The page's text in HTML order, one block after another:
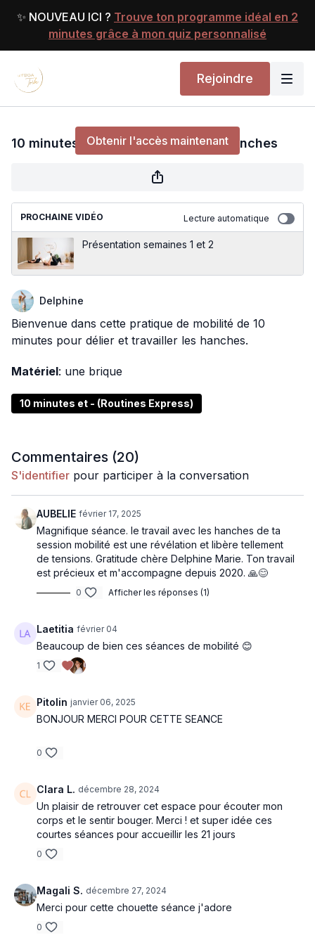
✨ NOUVEAU ICI ? Trouve ton programme idéal en 2
minutes grâce à mon quiz personnalisé
Rejoindre
10 minutes par jour - Mobilité des Hanches
Obtenir l'accès maintenant
pour continuer
10 minutes par jour - Mobilité des Hanches
PROCHAINE VIDÉO Lecture automatique
Présentation semaines 1 et 2
Delphine
Bienvenue dans cette pratique de mobilité de 10
minutes pour délier et travailler les hanches.
Matériel: une brique
10 minutes et - (Routines Express)
Commentaires (20)
S'identifier pour participer à la conversation
AUBELIE février 17, 2025
Magnifique séance. le travail avec les hanches de ta
session mobilité est une révélation et libère tellement
de tensions. Gratitude chère Delphine Marie. Ton travail
est précieux et m'accompagne depuis 2020. 🙏😊
0 Afficher les réponses (1)
Laetitia février 04
Beaucoup de bien ces séances de mobilité 😊
1
Pitolin janvier 06, 2025
BONJOUR MERCI POUR CETTE SEANCE
0
Clara L. décembre 28, 2024
Un plaisir de retrouver cet espace pour écouter mon
corps et le sentir bouger. Merci ! et super idée ces
courtes séances pour accueillir les 21 jours
0
Magali S. décembre 27, 2024
Merci pour cette chouette séance j'adore
0